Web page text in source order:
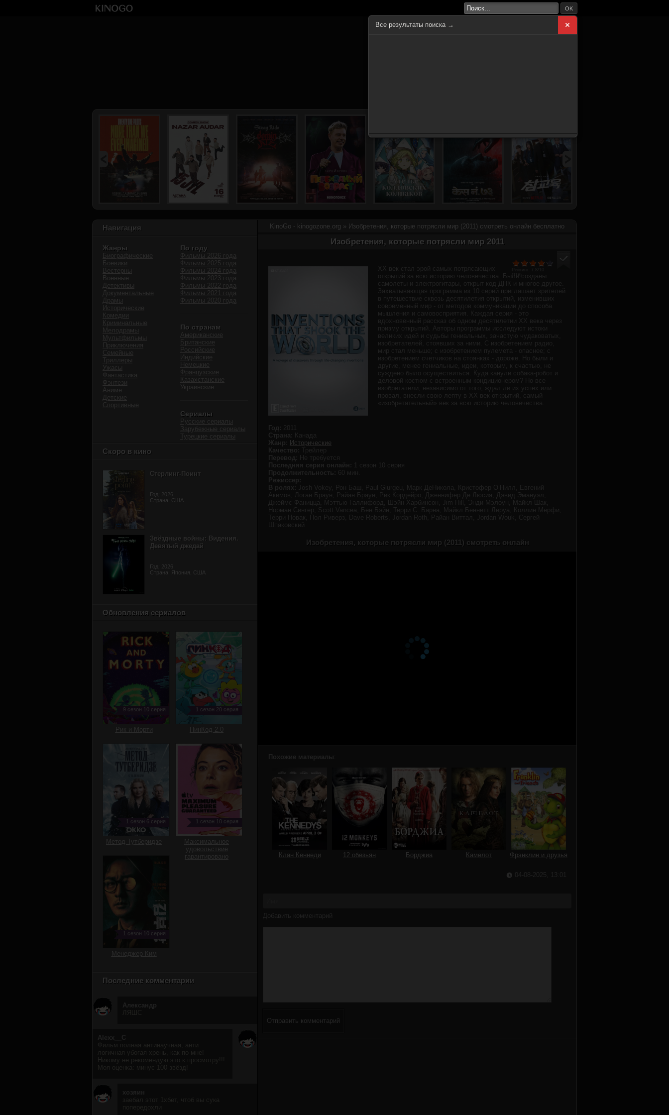
KinoGo - kinogozone.org » Изобретения, которые потрясли мир (2011) смотреть онлайн бесплатно
Изобретения, которые потрясли мир 2011
(
ХХ век стал эрой самых потрясающих
открытий за всю историю человечества. Были созданы
самолеты и электрогитары, открыт код ДНК и многое другое.
Захватывающая программа из 10 серий приглашает зрителей
в путешествие сквозь десятилетия открытий, изменивших
современный мир - от методов коммуникации до способа
мышления и самовосприятия. Каждая серия - это
вдохновенный рассказ об одном десятилетии ХХ века через
призму открытий. Авторы программы исследуют истоки
великих идей и судьбы гениальных, зачастую чудаковатых,
изобретателей, стоявших за ними. С изобретением радио,
мир стал меньше; с изобретением пулемета - опаснее; с
изобретением счетчиков на стоянках - дороже. Но были и
другие, менее гениальные, идеи, которым, к счастью, не
суждено было осуществиться. Куда канули собака-робот и
деловой костюм с встроенным кондиционером? Но все
изобретатели, независимо от того, ждал ли их успех или
провал, внесли свою лепту в ХХ век открытий, самый
«изобретательный» век за всю историю человечества.
Год: 2011
Страна: Канада
Жанр: Исторические
Качество: Трейлер
Перевод: Не требуется
Последняя серия онлайн: 1 сезон 10 серия
Продолжительность: 60 мин.
Режиссер:
В ролях: Josh Vokey, Рон Баш, Paul Giurgeu, Марк ДеНикола, Кристофер О’Нилл, Евгений
Акимов, Логан Браун, Райан Браун, Рик Кордейро, Дженнифер Де Люсия, Дэвид Эмануэл,
Джеймс Фаницца, Мэттью Галлифорд, Шэйн Харбинсон, Jim Hill, Энди Мэлоун, Майкл Шак,
Норман Сингер, Scott Vancea, Бен Бэйн, Терри С. Барна, Майкл Беннетт Леруа, Коллин Мерфи,
Терри Новак, Пол Риверз, Dave Roberts, Jordan Roth, Райан Виттал, Jordan Wouk, Сергей
Шпаковский
Изобретения, которые потрясли мир (2011) смотреть онлайн
Похожие материалы
Клан Кеннеди 12 обезьян Борджиа Камелот Фрэнклин и друзья
04-08-2025, 13:01
Добавить комментарий
Отправить комментарий
Навигация
Жанры
Биографические
Боевики
Вестерны
Военные
Детективы
Документальные
Драмы
Исторические
Комедии
Криминальные
Мелодрамы
Мультфильмы
Приключения
Семейные
Триллеры
Ужасы
Фантастика
Фэнтези
Аниме
Детские
Спортивные
По году
Фильмы 2026 года
Фильмы 2025 года
Фильмы 2024 года
Фильмы 2023 года
Фильмы 2022 года
Фильмы 2021 года
Фильмы 2020 года
По странам
Американские
Британские
Российские
Индийские
Немецкие
Французские
Казахстанские
Украинские
Сериалы
Русские сериалы
Зарубежные сериалы
Турецкие сериалы
Скоро в кино
Стерлинг-Поинт
Год: 2026
Страна: США
Звёздные войны: Видения.
Девятый джедай
Год: 2026
Страна: Япония, США
Обновления сериалов
9 сезон 10 серия
Рик и Морти
1 сезон 20 серия
ПинКод 2.0
1 сезон 6 серия
Метод Тутберидзе
1 сезон 10 серия
Максимальное
удовольствие
гарантировано
1 сезон 10 серия
Менеджер Ким
Последние комментарии
Александр
ЛЯШС
Alexx__C
Фильм полная антинаучная, анти
логичная убогая хрень, как по мне!
Никому не рекомендую это к просмотру!!!
Моя оценка: минус 100 звёзд!
хозяин
заебал этот 1хбет, чтоб вы сука
попередохли
OK
Все результаты поиска →